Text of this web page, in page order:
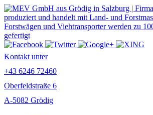
Kontakt unter
+43 6246 72460
Oberfeldstraße 6
A-5082 Grödig